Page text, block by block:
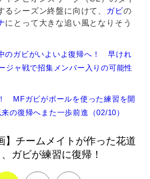
るシーズン終盤に向けて、
ガビの
にとって大きな追い風となりそう
のガビがいよいよ復帰へ！ 早けれ
ジャ戦で招集メンバー入りの可能性
MFガビがボールを使った練習を開
の復帰へまた一歩前進（02/10）
】チームメイトが作った花道
ガビが練習に復帰！